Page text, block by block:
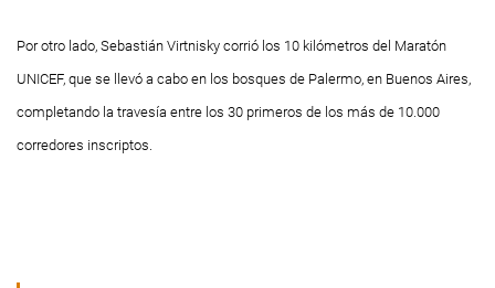
Por otro lado, Sebastián Virtnisky corrió los 10 kilómetros del Maratón
UNICEF, que se llevó a cabo en los bosques de Palermo, en Buenos Aires,
completando la travesía entre los 30 primeros de los más de 10.000
corredores inscriptos.